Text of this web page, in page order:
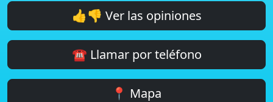
👍👎 Ver las opiniones
☎️ Llamar por teléfono
📍 Mapa